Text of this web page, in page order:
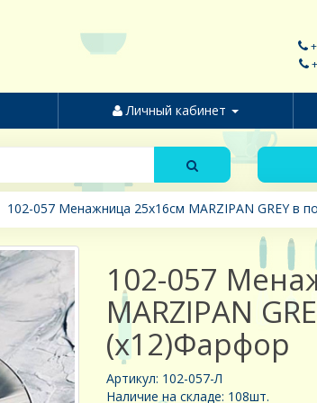
Личный кабинет
102-057 Менажница 25х16см MARZIPAN GREY в
102-057
MARZIPAN
(х12)Фарфор
Артикул: 102-057-Л
Наличие на складе: 108шт.